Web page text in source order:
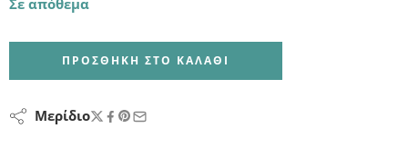
Σε απόθεμα
ΠΡΟΣΘΉΚΗ ΣΤΟ ΚΑΛΆΘΙ
Μερίδιο